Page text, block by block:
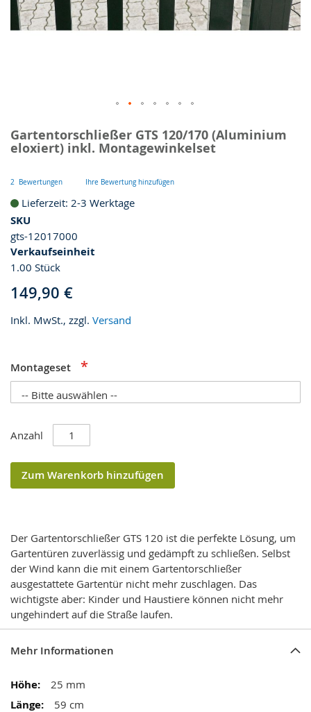
to
the
of
the
gallery
Gartentorschließer GTS 120/170 (Aluminium
eloxiert) inkl. Montagewinkelset
2 Bewertungen Ihre Bewertung hinzufügen
Lieferzeit: 2-3 Werktage
SKU
gts-12017000
Verkaufseinheit
1.00 Stück
149,90 €
Inkl. MwSt., zzgl. Versand
Montageset
Anzahl
Zum Warenkorb hinzufügen
Der Gartentorschließer GTS 120 ist die perfekte Lösung, um
Gartentüren zuverlässig und gedämpft zu schließen. Selbst
der Wind kann die mit einem Gartentorschließer
ausgestattete Gartentür nicht mehr zuschlagen. Das
wichtigste aber: Kinder und Haustiere können nicht mehr
ungehindert auf die Straße laufen.
Mehr Informationen
Mehr
Informationen
25 mm
59 cm